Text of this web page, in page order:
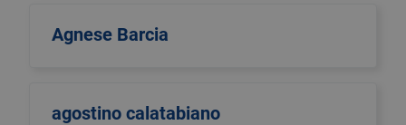
Agnese Barcia
agostino calatabiano